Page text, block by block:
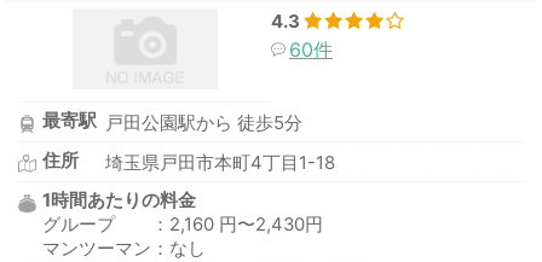
4.3
60件
最寄駅 戸田公園駅から 徒歩5分
住所
埼玉県戸田市本町4丁目1-18
1時間あたりの料金
グループ ：2,160 円〜2,430円
マンツーマン：なし